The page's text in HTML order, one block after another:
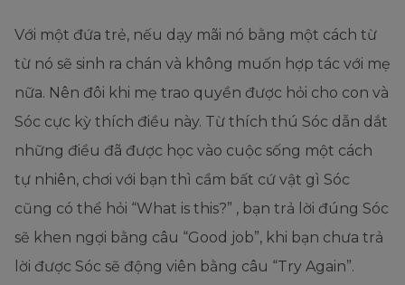
Với một đứa trẻ, nếu dạy mãi nó bằng một cách từ
từ nó sẽ sinh ra chán và không muốn hợp tác với mẹ
nữa. Nên đôi khi mẹ trao quyền được hỏi cho con và
Sóc cực kỳ thích điều này. Từ thích thú Sóc dẫn dắt
những điều đã được học vào cuộc sống một cách
tự nhiên, chơi với bạn thì cầm bất cứ vật gì Sóc
cũng có thể hỏi “What is this?” , bạn trả lời đúng Sóc
sẽ khen ngợi bằng câu “Good job”, khi bạn chưa trả
lời được Sóc sẽ động viên bằng câu “Try Again”.